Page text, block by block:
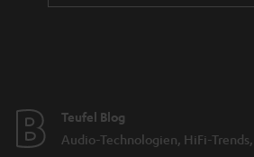
Teufel Blog
Audio-Technologien, HiFi-Trends,